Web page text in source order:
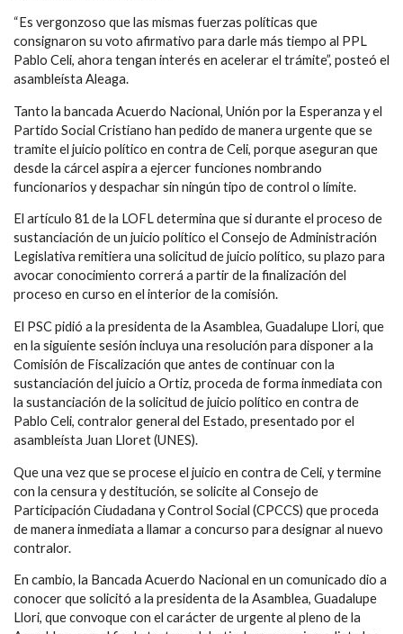
“Es vergonzoso que las mismas fuerzas políticas que
consignaron su voto afirmativo para darle más tiempo al PPL
Pablo Celi, ahora tengan interés en acelerar el trámite”, posteó el
asambleísta Aleaga.
Tanto la bancada Acuerdo Nacional, Unión por la Esperanza y el
Partido Social Cristiano han pedido de manera urgente que se
tramite el juicio político en contra de Celi, porque aseguran que
desde la cárcel aspira a ejercer funciones nombrando
funcionarios y despachar sin ningún tipo de control o límite.
El artículo 81 de la LOFL determina que si durante el proceso de
sustanciación de un juicio político el Consejo de Administración
Legislativa remitiera una solicitud de juicio político, su plazo para
avocar conocimiento correrá a partir de la finalización del
proceso en curso en el interior de la comisión.
El PSC pidió a la presidenta de la Asamblea, Guadalupe Llori, que
en la siguiente sesión incluya una resolución para disponer a la
Comisión de Fiscalización que antes de continuar con la
sustanciación del juicio a Ortiz, proceda de forma inmediata con
la sustanciación de la solicitud de juicio político en contra de
Pablo Celi, contralor general del Estado, presentado por el
asambleísta Juan Lloret (UNES).
Que una vez que se procese el juicio en contra de Celi, y termine
con la censura y destitución, se solicite al Consejo de
Participación Ciudadana y Control Social (CPCCS) que proceda
de manera inmediata a llamar a concurso para designar al nuevo
contralor.
En cambio, la Bancada Acuerdo Nacional en un comunicado dio a
conocer que solicitó a la presidenta de la Asamblea, Guadalupe
Llori, que convoque con el carácter de urgente al pleno de la